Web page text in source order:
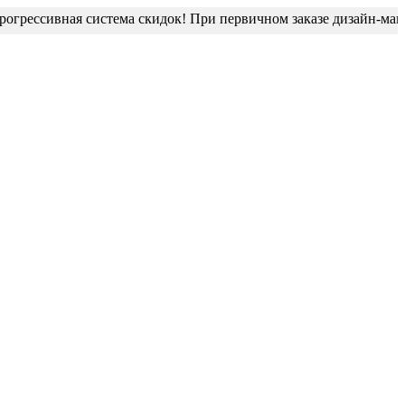
система скидок! При первичном заказе дизайн-макет